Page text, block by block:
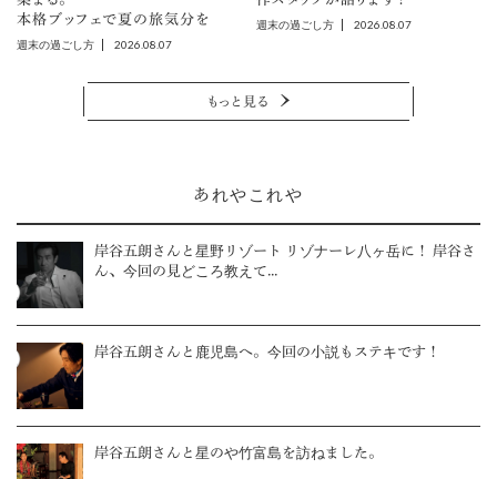
本格ブッフェで夏の旅気分を
週末の過ごし方 2026.08.07
週末の過ごし方 2026.08.07
もっと見る
あれやこれや
岸谷五朗さんと星野リゾート リゾナーレ八ヶ岳に！ 岸谷さ
ん、今回の見どころ教えて...
岸谷五朗さんと鹿児島へ。今回の小説もステキです！
岸谷五朗さんと星のや竹富島を訪ねました。